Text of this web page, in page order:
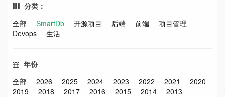
分类：
全部
SmartDb 开源项目 后端 前端
项目管理
Devops
生活
年份
全部
2026 2025 2024 2023 2022 2021
2020
2019
2018 2017 2016 2015 2014 2013